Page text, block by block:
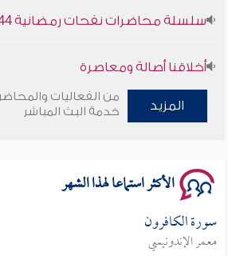
سلسلة محاضرات نفحات رمضانية 1444هـ
أخلاقنا أصالة ومعاصرة
وأمنهم من خوف 9
المزيد
من الفعاليات
خدمة البث المباشر
الأكثر استماعا لهذا الشهر
سورة الكافرون
معمر الإندونيسي